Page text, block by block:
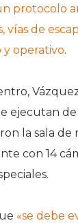
protocolo
vías de
y operativo.
ejecutan
la sala de
con 14
«se debe